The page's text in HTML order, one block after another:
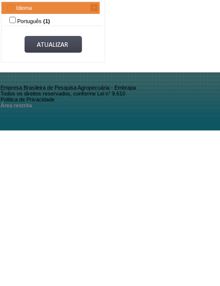
Idioma
Português (1)
Empresa Brasileira de Pesquisa Agropecuária - Embrapa
Todos os direitos reservados, conforme Lei n° 9.610
Política de Privacidade
Área restrita